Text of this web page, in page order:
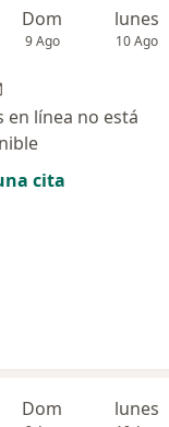
Dom
9 Ago
lunes
10 Ago
en línea no está
cita
Dom lunes